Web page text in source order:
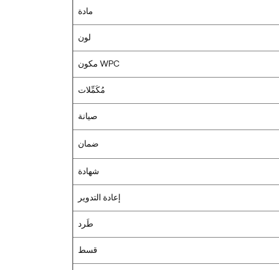
مادة
لون
مكون WPC
مُكَمِّلات
صيانة
ضمان
شهادة
إعادة التدوير
طَرد
قسط